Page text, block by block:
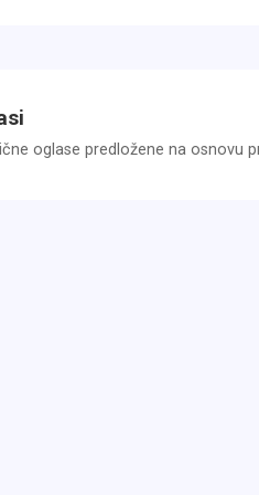
oglase predložene na osnovu